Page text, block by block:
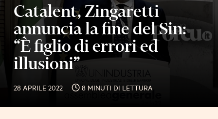
Catalent, Zingaretti
annuncia la fine del Sin:
“È figlio di errori ed
illusioni”
28 APRILE 2022 8 MINUTI DI LETTURA